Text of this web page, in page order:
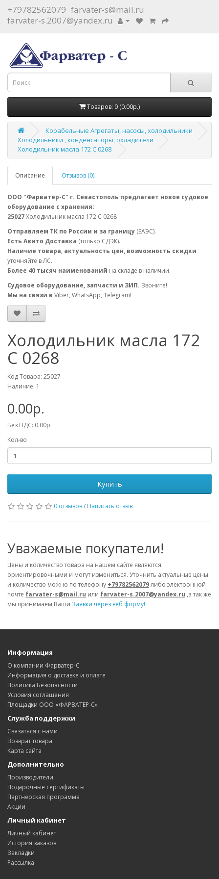
+79782562079 farvater-s@mail.ru
farvater-s.2007@yandex.ru
Товаров: 0 (0.00р.)
Корабельные Агрегаты, насосы, холодильники
Холодильники , конденсаторы, охладители
Холодильник масла 172 С 0268
Описание Отзывов (0)
ООО "Фарватер-С" г. Севастополь предлагает новое судовое
оборудование с хранения:
25027Холодильник масла 172 С 0268
Отправляем ТК по России и за границу (ЕАЭС).
Есть Авито Доставка (только СДЭК).
Наличие товара, актуальность цен, возможность скидки
уточняйте в ЛС.
Более 40 тысяч наименований на складе в наличии.
Судовое оборудование, запчасти и ЗИП. Звоните!
Мы на связи в Viber, WhatsApp, Telegram!
Холодильник масла 172
С 0268
Код Товара: 25027
Наличие: 1
0.00р.
Без НДС: 0.00р.
Кол-во
Купить
0 отзывов/ Написать отзыв
Уважаемые покупатели!
Цены и количество товара на нашем сайте являются
ориентировочными и могут измениться. Уточнить актуальные цены
и количество можно по телефону +79782562079либо электронной
почте farvater-s@mail.ru или farvater-s.2007@yandex.ru ,а так же
мы принимаем Ваши Заявки через веб форму!
Информация
О компании Фарватер-С
Информация о доставке и оплате
Политика Безопасности
Условия соглашения
Площадки ООО «ФАРВАТЕР-С»
Служба поддержки
Связаться с нами
Возврат товара
Карта сайта
Дополнительно
Производители
Подарочные сертификаты
Партнёрская программа
Акции
Личный кабинет
Личный кабинет
История заказов
Закладки
Рассылка